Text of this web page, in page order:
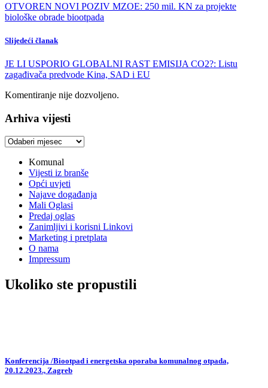
OTVOREN NOVI POZIV MZOE: 250 mil. KN za projekte
biološke obrade biootpada
Slijedeći članak
JE LI USPORIO GLOBALNI RAST EMISIJA CO2?: Listu
zagađivača predvode Kina, SAD i EU
Komentiranje nije dozvoljeno.
Arhiva vijesti
Arhiva
Komunal
Vijesti iz branše
Opći uvjeti
Najave događanja
Mali Oglasi
Predaj oglas
Zanimljivi i korisni Linkovi
Marketing i pretplata
O nama
Impressum
Ukoliko ste propustili
Konferencija /Biootpad i energetska oporaba komunalnog otpada,
20.12.2023., Zagreb